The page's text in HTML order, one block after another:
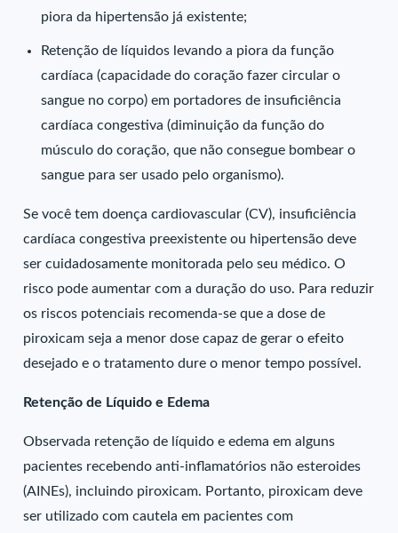
piora da hipertensão já existente;
Retenção de líquidos levando a piora da função
cardíaca (capacidade do coração fazer circular o
sangue no corpo) em portadores de insuficiência
cardíaca congestiva (diminuição da função do
músculo do coração, que não consegue bombear o
sangue para ser usado pelo organismo).
Se você tem doença cardiovascular (CV), insuficiência
cardíaca congestiva preexistente ou hipertensão deve
ser cuidadosamente monitorada pelo seu médico. O
risco pode aumentar com a duração do uso. Para reduzir
os riscos potenciais recomenda-se que a dose de
piroxicam seja a menor dose capaz de gerar o efeito
desejado e o tratamento dure o menor tempo possível.
Retenção de Líquido e Edema
Observada retenção de líquido e edema em alguns
pacientes recebendo anti-inflamatórios não esteroides
(AINEs), incluindo piroxicam. Portanto, piroxicam deve
ser utilizado com cautela em pacientes com